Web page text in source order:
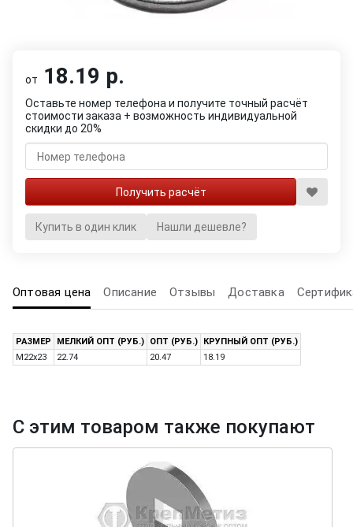
от 18.19 р.
Оставьте номер телефона и получите точный расчёт
стоимости заказа + возможность индивидуальной
скидки до 20%
Купить в один клик Нашли дешевле?
Оптовая цена Описание Отзывы Доставка
РАЗМЕР МЕЛКИЙ ОПТ (РУБ.) ОПТ (РУБ.)
КРУПНЫЙ ОПТ (РУБ.)
M22x23
22.74 20.47 18.19
С этим товаром также покупают